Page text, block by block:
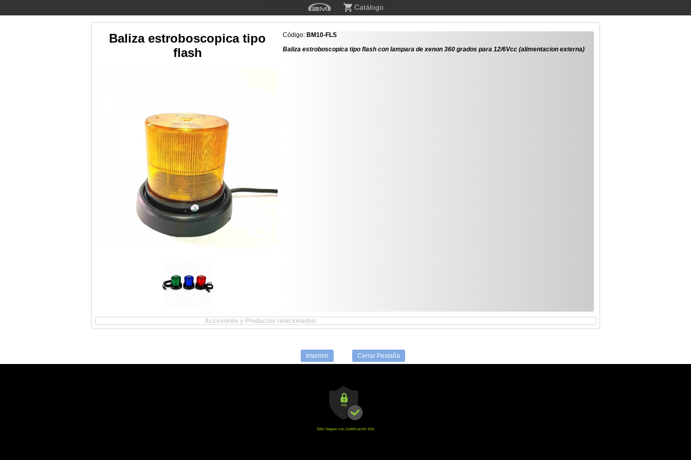
Catálogo
Baliza estroboscopica tipo
flash
Código: BM10-FLS
Baliza estroboscopica tipo flash con lampara de xenon 360 grados para 12/6Vcc (alimentacion externa)
Accesorios y Productos relacionados:
Imprimir Cerrar Pestaña
Sitio Seguro con Certificación SSL